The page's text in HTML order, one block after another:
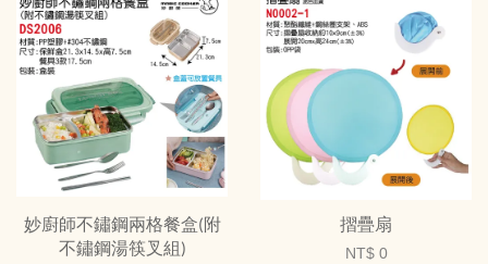
妙廚師不鏽鋼兩格餐盒(附
不鏽鋼湯筷叉組)
摺疊扇
NT$ 0